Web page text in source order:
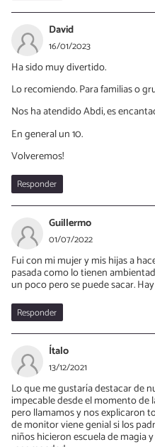
David
16/01/2023
Ha sido muy divertido.
Lo recomiendo. Para familias o
Nos ha atendido Abdi, es
En general un 10.
Volveremos!
Responder
Guillermo
01/07/2022
Fui con mi mujer y mis hijas a
pasada como lo tienen
un poco pero se puede sacar.
Responder
Ítalo
13/12/2021
Lo que me gustaría destacar de
impecable desde el momento de
pero llamamos y nos explicaron
de monitor viene genial si los
niños hicieron escuela de magia